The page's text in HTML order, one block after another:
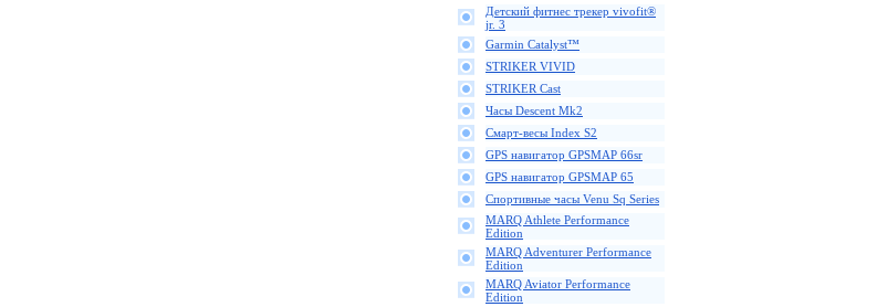
Детский фитнес трекер vivofit®
jr. 3
Garmin Catalyst™
STRIKER VIVID
STRIKER Cast
Часы Descent Mk2
Смарт-весы Index S2
GPS навигатор GPSMAP 66sr
GPS навигатор GPSMAP 65
Спортивные часы Venu Sq Series
MARQ Athlete Performance
Edition
MARQ Adventurer Performance
Edition
MARQ Aviator Performance
Edition